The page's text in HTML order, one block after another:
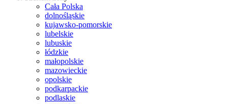
Cała Polska
dolnośląskie
kujawsko-pomorskie
lubelskie
lubuskie
łódzkie
małopolskie
mazowieckie
opolskie
podkarpackie
podlaskie